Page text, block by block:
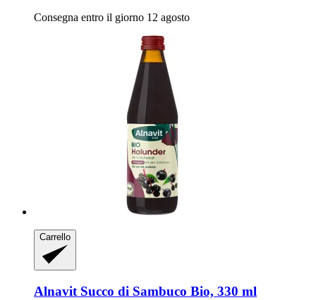
Consegna entro il giorno 12 agosto
Carrello
Alnavit Succo di Sambuco Bio, 330 ml